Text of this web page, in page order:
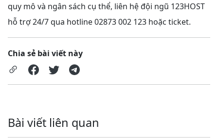
quy mô và ngân sách cụ thể, liên hệ đội ngũ 123HOST
hỗ trợ 24/7 qua hotline 02873 002 123 hoặc ticket.
Chia sẻ bài viết này
Bài viết liên quan